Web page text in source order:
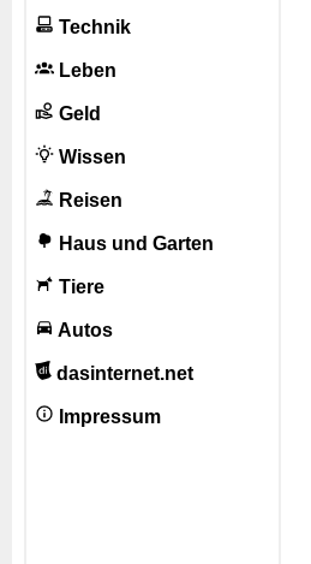
Technik
Leben
Geld
Wissen
Reisen
Haus und Garten
Tiere
Autos
dasinternet.net
Impressum